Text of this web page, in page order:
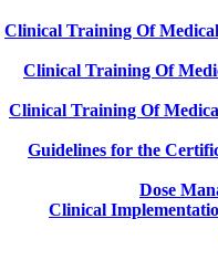
Clinical Training Of
Clinical Training Of
Clinical Training Of
Guidelines for the
Dose
Clinical